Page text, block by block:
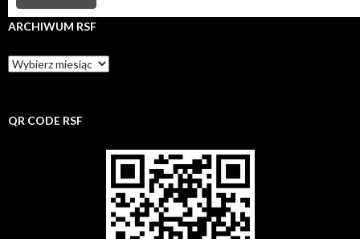
ARCHIWUM RSF
Archiwum
rsf
QR CODE RSF